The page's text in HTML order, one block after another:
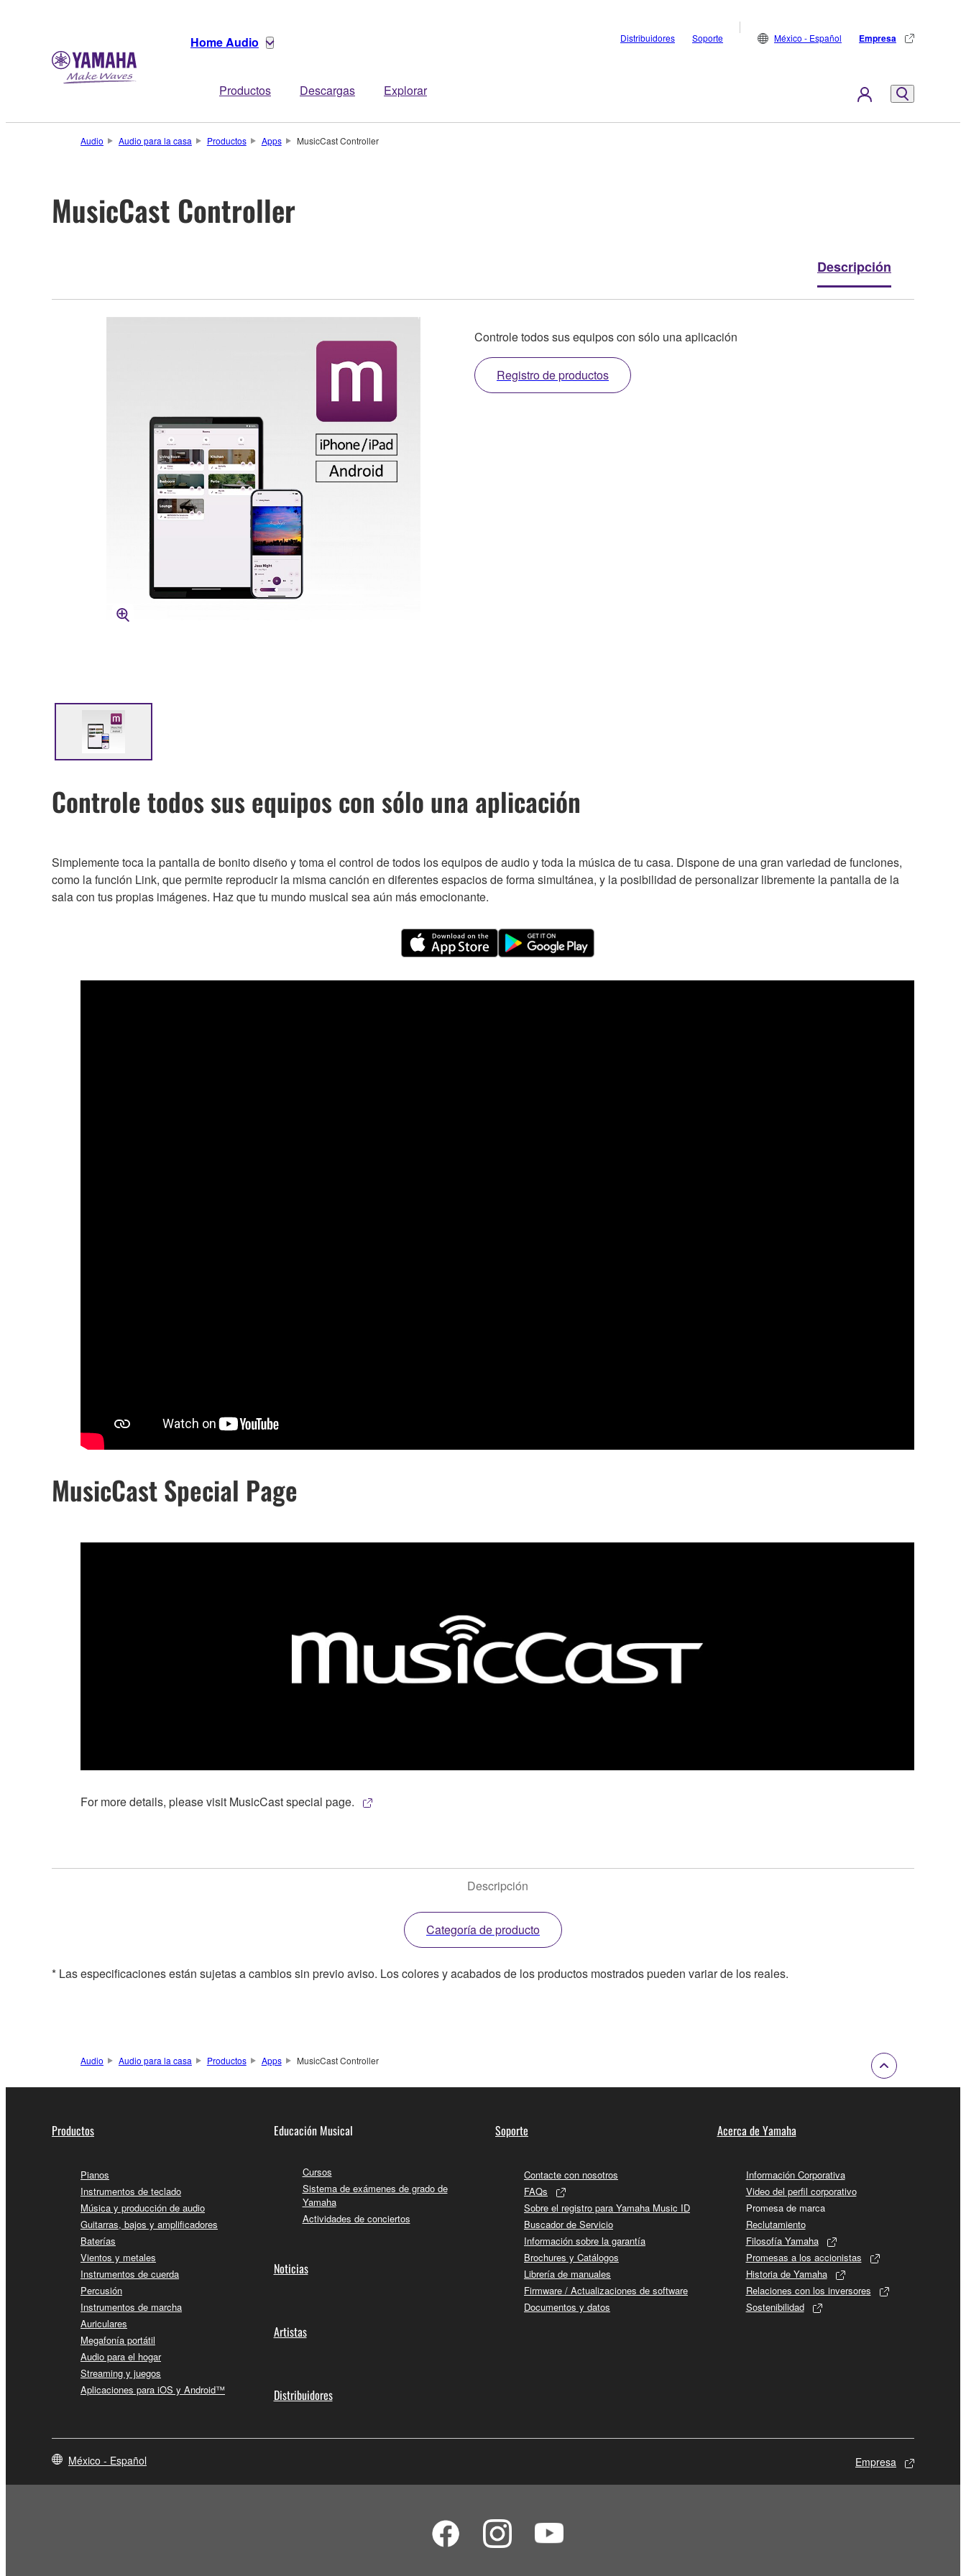
Home Audio
Productos Descargas Explorar
Distribuidores Soporte México - Español Empresa
Audio Audio para la casa Productos Apps MusicCast Controller
MusicCast Controller
Descripción
Controle todos sus equipos con sólo una aplicación
Registro de productos
Controle todos sus equipos con sólo una aplicación
Simplemente toca la pantalla de bonito diseño y toma el control de todos los equipos de audio y toda la música de tu casa. Dispone de una gran variedad de funciones,
como la función Link, que permite reproducir la misma canción en diferentes espacios de forma simultánea, y la posibilidad de personalizar libremente la pantalla de la
sala con tus propias imágenes. Haz que tu mundo musical sea aún más emocionante.
MusicCast Special Page
For more details, please visit MusicCast special page.
Descripción
Categoría de producto
* Las especificaciones están sujetas a cambios sin previo aviso. Los colores y acabados de los productos mostrados pueden variar de los reales.
Audio Audio para la casa Productos Apps MusicCast Controller
Productos
Pianos
Instrumentos de teclado
Música y producción de audio
Guitarras, bajos y amplificadores
Baterías
Vientos y metales
Instrumentos de cuerda
Percusión
Instrumentos de marcha
Auriculares
Megafonía portátil
Audio para el hogar
Streaming y juegos
Aplicaciones para iOS y Android™
Educación Musical
Cursos
Sistema de exámenes de grado de
Yamaha
Actividades de conciertos
Noticias
Artistas
Distribuidores
Soporte
Contacte con nosotros
FAQs
Sobre el registro para Yamaha Music ID
Buscador de Servicio
Información sobre la garantía
Brochures y Catálogos
Librería de manuales
Firmware / Actualizaciones de software
Documentos y datos
Acerca de Yamaha
Información Corporativa
Video del perfil corporativo
Promesa de marca
Reclutamiento
Filosofía Yamaha
Promesas a los accionistas
Historia de Yamaha
Relaciones con los inversores
Sostenibilidad
México - Español Empresa